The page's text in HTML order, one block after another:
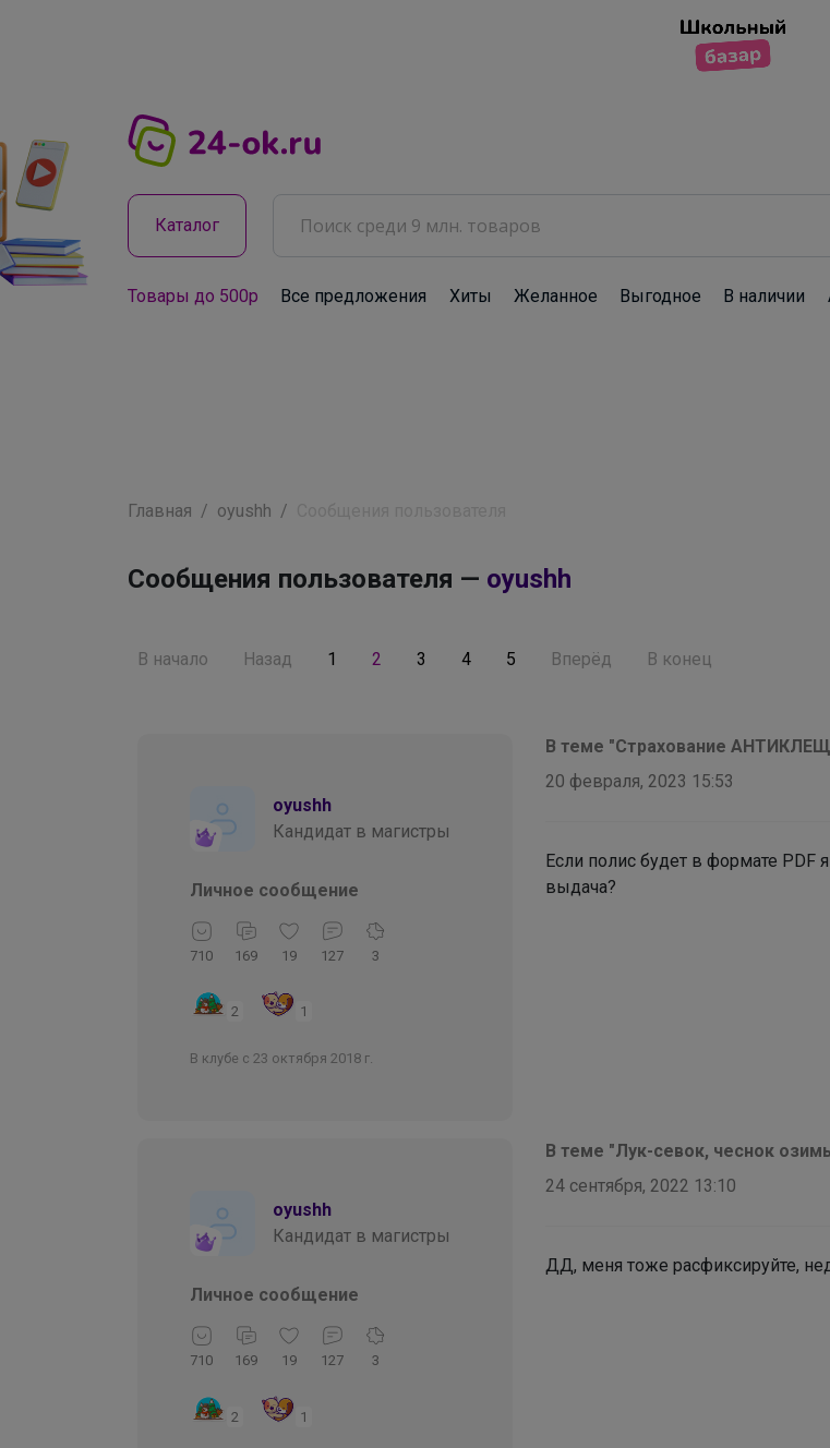
Каталог
Товары до 500р Все предложения Хиты Желанное Выгодное В наличии
Главная oyushh
Сообщения пользователя — oyushh
В начало Назад 1 2 3 4 5 Вперёд В конец
oyushh
Кандидат в магистры
Личное сообщение
710 169 19 127 3
2 1
В клубе с 23 октября 2018 г.
В теме "Страхование
20 февраля, 2023 15:53
Если полис будет в формате PDF
выдача?
oyushh
Кандидат в магистры
Личное сообщение
710 169 19 127 3
2 1
В теме "Лук-севок, чеснок
24 сентября, 2022 13:10
ДД, меня тоже расфиксируйте,